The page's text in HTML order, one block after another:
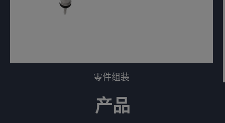
零件组装
产品